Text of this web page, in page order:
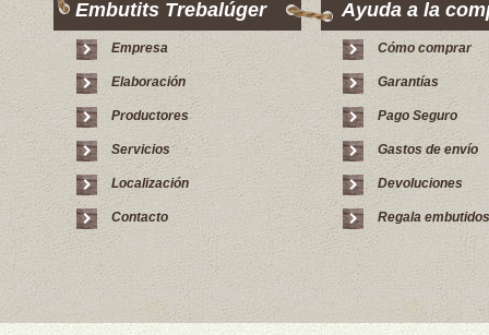
Embutits Trebalúger
Empresa
Elaboración
Productores
Servicios
Localización
Contacto
Ayuda a la
Cómo comprar
Garantías
Pago Seguro
Gastos de envío
Devoluciones
Regala embutidos